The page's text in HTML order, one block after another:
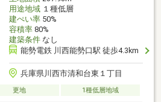
用途地域１種低層
建ぺい率50%
容積率80%
建築条件なし
能勢電鉄 川西能勢口駅 徒歩4.3km
兵庫県川西市清和台東１丁目
更地 1種低層地域